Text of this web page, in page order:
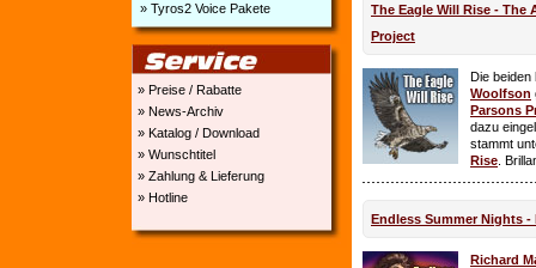
» Tyros2 Voice Pakete
» Preise / Rabatte
» News-Archiv
» Katalog / Download
» Wunschtitel
» Zahlung & Lieferung
» Hotline
The Eagle Will Rise - The
Project
Die beiden
Woolfson
Parsons
dazu
stammt
Rise .
Endless Summer Nights -
Richard